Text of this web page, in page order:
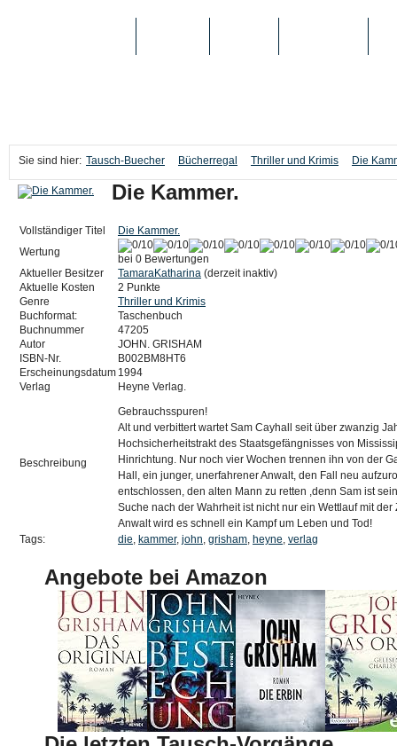
Sie sind hier: Tausch-Buecher Bücherregal Thriller und Krimis Die
Die Kammer.
Vollständiger Titel
Die Kammer.
Wertung
bei 0 Bewertungen
Aktueller Besitzer
TamaraKatharina (derzeit inaktiv)
Aktuelle Kosten
2 Punkte
Genre
Thriller und Krimis
Buchformat:
Taschenbuch
Buchnummer
47205
Autor
JOHN. GRISHAM
ISBN-Nr.
B002BM8HT6
Erscheinungsdatum 1994
Verlag
Heyne Verlag.
Beschreibung
Gebrauchsspuren!
Alt und verbittert wartet Sam Cayhall seit über zwanzig
Hochsicherheitstrakt des Staatsgefängnisses von
Hinrichtung. Nur noch vier Wochen trennen ihn von der
Hall, ein junger, unerfahrener Anwalt, den Fall neu
entschlossen, den alten Mann zu retten ,denn Sam ist
Suche nach der Wahrheit ist nicht nur ein Wettlauf mit der
Anwalt wird es schnell ein Kampf um Leben und Tod!
Tags:
die, kammer, john, grisham, heyne, verlag
Angebote bei Amazon